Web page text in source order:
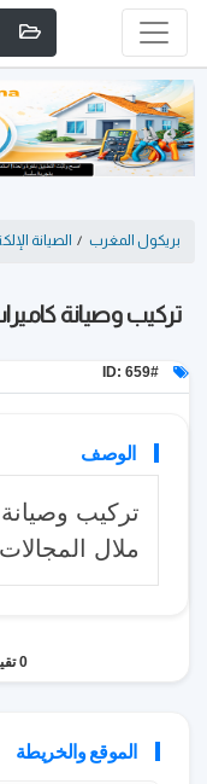
بريكول المغرب / الصيانة
تركيب وصيانة
ID: 659#
الوصف
تركيب
ملال
0 تقييمات
الموقع والخريطة